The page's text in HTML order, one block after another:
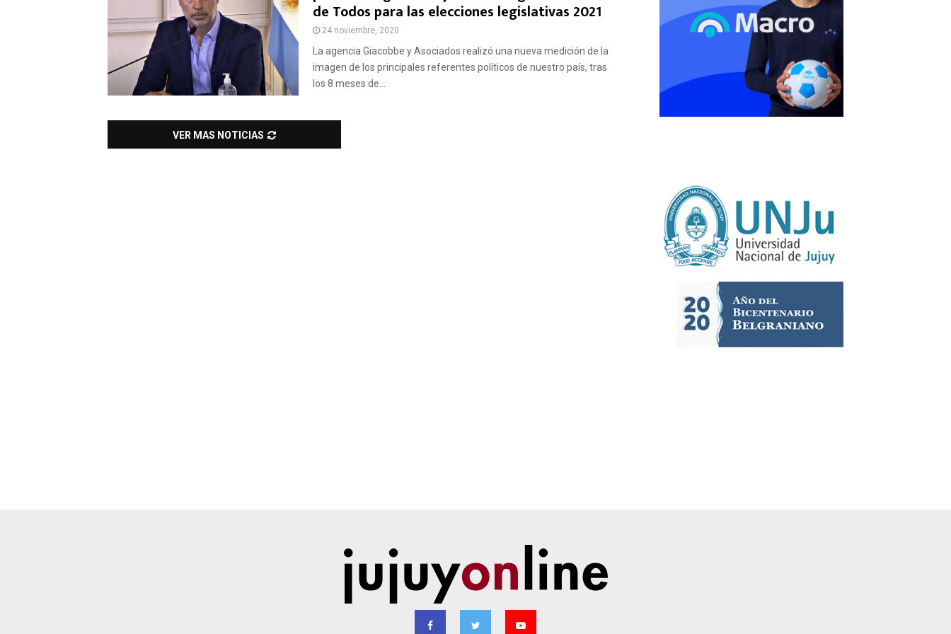
de Todos para las elecciones legislativas 2021
24 noviembre, 2020
La agencia Giacobbe y Asociados realizó una nueva medición de la
imagen de los principales referentes políticos de nuestro país, tras
los 8 meses de...
VER MAS NOTICIAS